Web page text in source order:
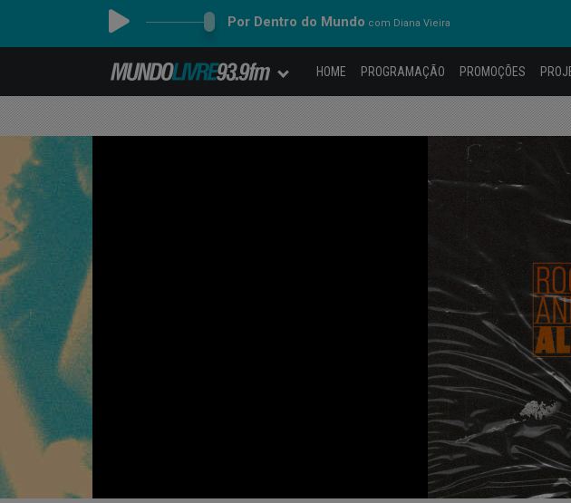
Por Dentro do Mundo com Diana Vieira
HOME PROGRAMAÇÃO PROMOÇÕES